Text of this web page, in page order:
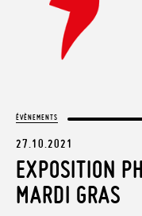
ÉVÈNEMENTS
27.10.2021
EXPOSITION
MARDI GRAS